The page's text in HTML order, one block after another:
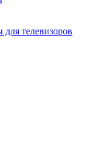
для телевизоров